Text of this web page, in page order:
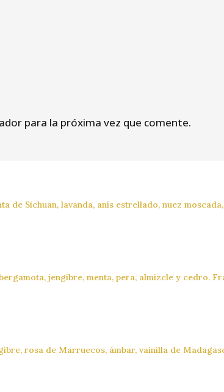
para la próxima vez que comente.